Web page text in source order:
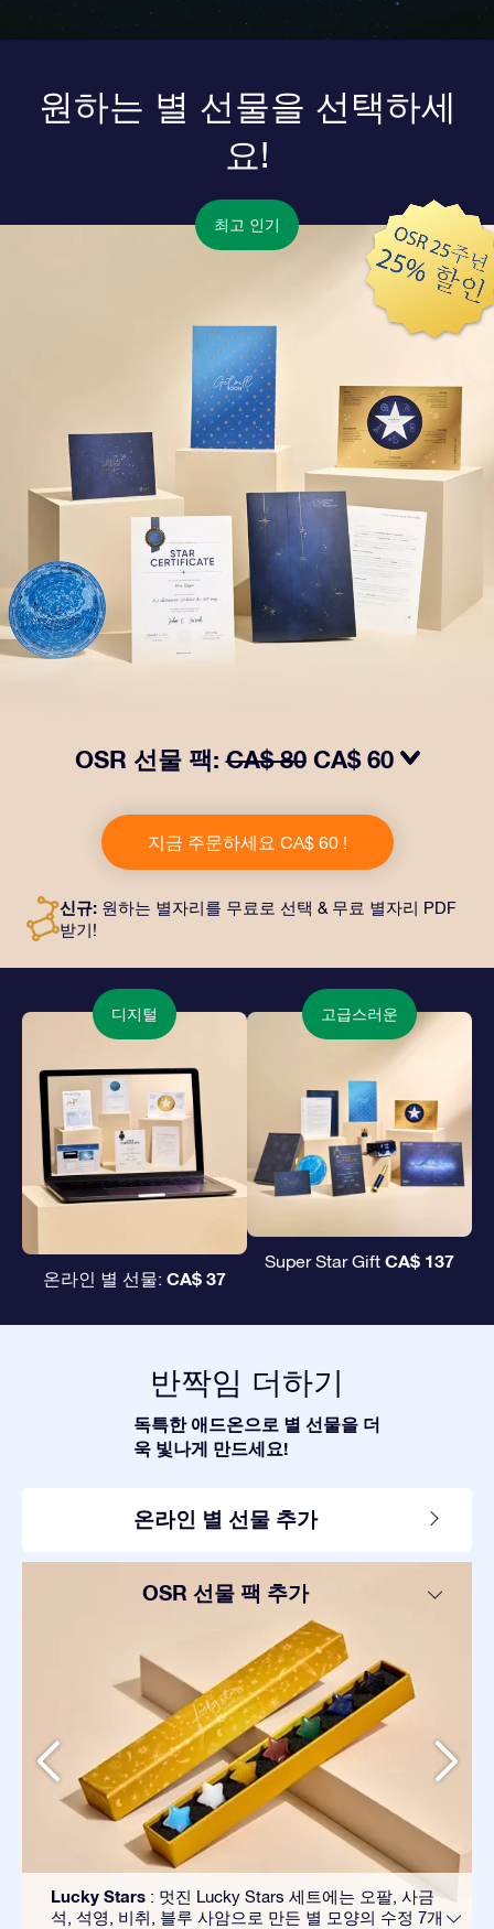
원하는 별 선물을 선택하세
요!
최고 인기
OSR 선물 팩:CA$ 80 CA$ 60
투와 퍼스널라이즈 문서가 선택한 주소로 발송되고 디지
털 문서가 제공되며 무료로 OSR 앱을 이용할 수 있습니
다. OSR Gift Pack은 친구나 사랑하는 사람에게 영원히
지금 주문하세요 CA$ 60 !
신규: 원하는 별자리를 무료로 선택 & 무료 별자리 PDF
받기!
디지털
온라인 별 선물: CA$ 37
고급스러운
Super Star Gift CA$ 137
반짝임 더하기
독특한 애드온으로 별 선물을 더
욱 빛나게 만드세요!
온라인 별 선물 추가
OSR 선물 팩 추가
Lucky Stars : 멋진 Lucky Stars 세트에는 오팔, 사금
석, 석영, 비취, 블루 사암으로 만든 별 모양의 수정 7개